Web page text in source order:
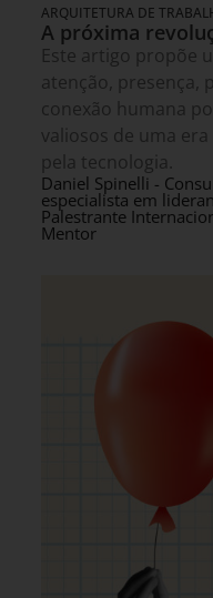
ARQUITETURA DE
A próxima
Este artigo propõe
atenção, presença,
conexão humana
valiosos de uma
pela tecnologia.
Daniel Spinelli -
especialista em
Palestrante
Mentor